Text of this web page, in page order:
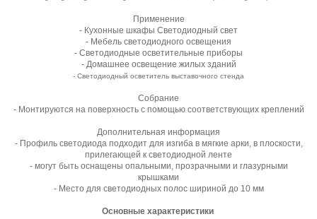
Применение
- Кухонные шкафы Светодиодный свет
- Мебель светодиодного освещения
- Светодиодные осветительные приборы
- Домашнее освещение жилых зданий
- Светодиодный осветитель выставочного стенда
Собрание
- Монтируются на поверхность с помощью соответствующих креплений
Дополнительная информация
- Профиль светодиода подходит для изгиба в мягкие арки, в плоскости,
прилегающей к светодиодной ленте
- могут быть оснащены опальными, прозрачными и глазурными
крышками
- Место для светодиодных полос шириной до 10 мм
Основные характеристики